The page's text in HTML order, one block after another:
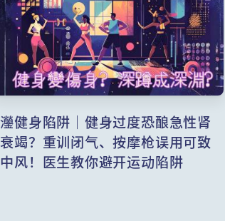
灐健身陷阱｜健身过度恐酿急性肾
衰竭？重训闭气、按摩枪误用可致
中风！医生教你避开运动陷阱